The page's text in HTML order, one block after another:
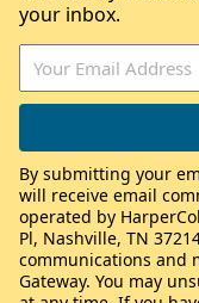
your inbox.
By submitting your
will receive email
operated by
Pl, Nashville, TN
communications and
Gateway. You may